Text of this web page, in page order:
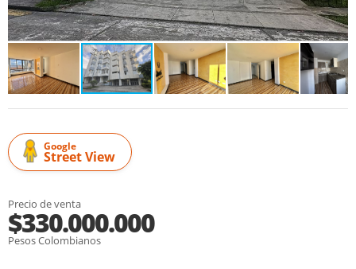
Google
Street View
Precio de venta
$330.000.000
Pesos Colombianos